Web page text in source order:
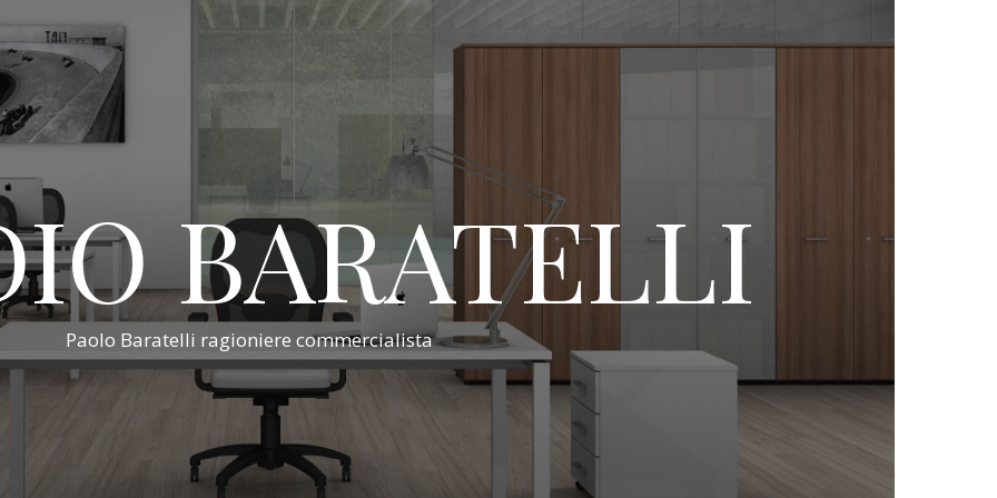
BARATELLI
Paolo Baratelli ragioniere commercialista